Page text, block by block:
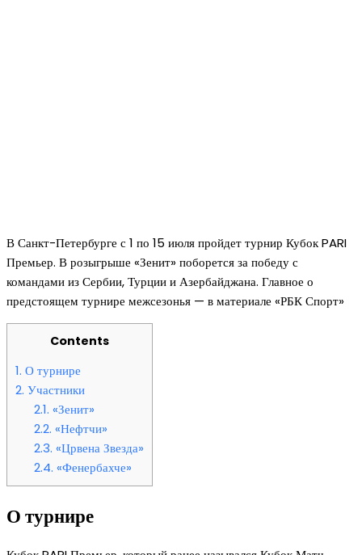
В Санкт-Петербурге с 1 по 15 июля пройдет турнир Кубок PARI
Премьер. В розыгрыше «Зенит» поборется за победу с
командами из Сербии, Турции и Азербайджана. Главное о
предстоящем турнире межсезонья — в материале «РБК Спорт»
Contents
1. О турнире
2. Участники
2.1. «Зенит»
2.2. «Нефтчи»
2.3. «Црвена Звезда»
2.4. «Фенербахче»
О турнире